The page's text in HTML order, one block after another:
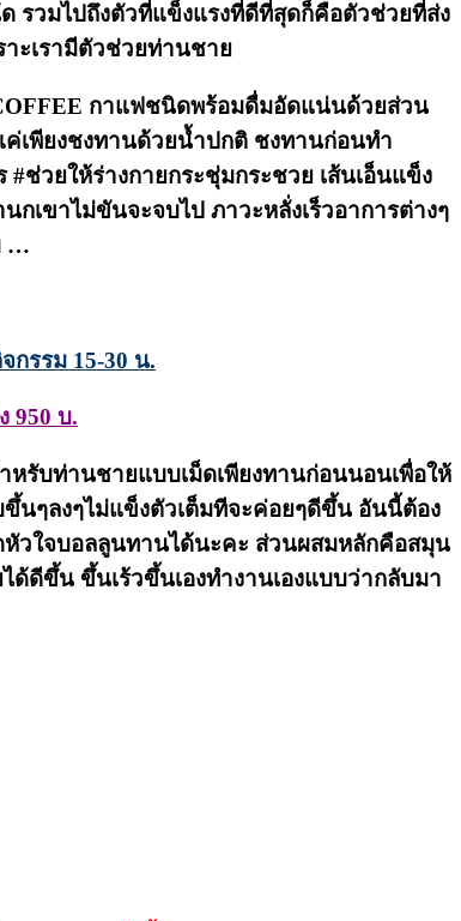
รวมไปถึงตัวที่แข็งแรงที่ดีที่สุดก็คือตัวช่วยที่ส่ง
ะเรามีตัวช่วยท่านชาย
กาแฟชนิดพร้อมดื่มอัดแน่นด้วยส่วน
เพียงชงทานด้วยน้ำปกติ ชงทานก่อนทำ
ช่วยให้ร่างกายกระชุ่มกระชวย เส้นเอ็นแข็ง
เขาไม่ขันจะจบไป ภาวะหลั่งเร็วอาการต่างๆ
…
กรรม 15-30 น.
950 บ.
รับท่านชายแบบเม็ดเพียงทานก่อนนอนเพื่อให้
นๆลงๆไม่แข็งตัวเต็มทีจะค่อยๆดีขึ้น อันนี้ต้อง
วใจบอลลูนทานได้นะคะ ส่วนผสมหลักคือสมุน
ดีขึ้น ขึ้นเร้วขึ้นเองทำงานเองแบบว่ากลับมา